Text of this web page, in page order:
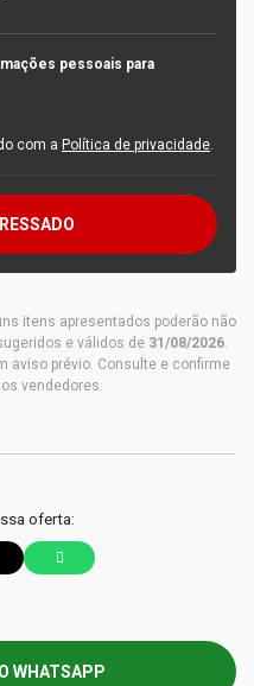
pessoais para
com a Política de privacidade.
itens apresentados poderão não
e válidos de 31/08/2026.
aviso prévio. Consulte e confirme
vendedores.
oferta:
WHATSAPP